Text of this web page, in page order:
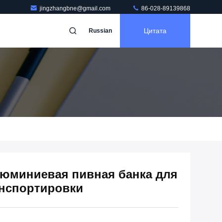
jingzhangbne@gmail.com 86-028-89139868
Russian Цитата
пивная банка для